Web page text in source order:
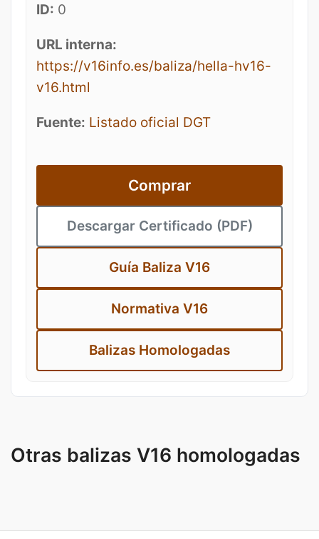
ID: 0
URL interna:
https://v16info.es/baliza/hella-hv16-
v16.html
Fuente: Listado oficial DGT
Comprar
Descargar Certificado (PDF)
Guía Baliza V16
Normativa V16
Balizas Homologadas
Otras balizas V16 homologadas